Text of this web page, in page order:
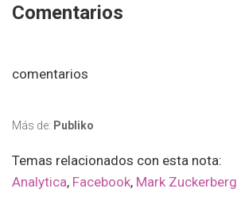
Comentarios
comentarios
Más de: Publiko
Temas relacionados con esta nota:
Analytica, Facebook, Mark Zuckerberg